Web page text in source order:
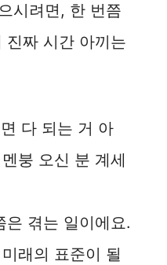
시려면, 한 번쯤
진짜 시간 아끼는
다 되는 거 아
붕 오신 분 계세
은 겪는 일이에요.
래의 표준이 될